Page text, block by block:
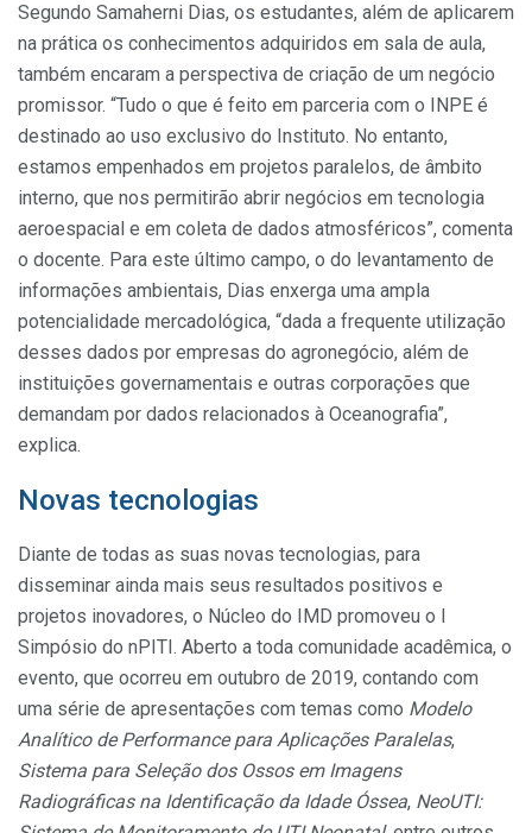
Segundo Samaherni Dias, os estudantes, além de aplicarem
na prática os conhecimentos adquiridos em sala de aula,
também encaram a perspectiva de criação de um negócio
promissor. “Tudo o que é feito em parceria com o INPE é
destinado ao uso exclusivo do Instituto. No entanto,
estamos empenhados em projetos paralelos, de âmbito
interno, que nos permitirão abrir negócios em tecnologia
aeroespacial e em coleta de dados atmosféricos”, comenta
o docente. Para este último campo, o do levantamento de
informações ambientais, Dias enxerga uma ampla
potencialidade mercadológica, “dada a frequente utilização
desses dados por empresas do agronegócio, além de
instituições governamentais e outras corporações que
demandam por dados relacionados à Oceanografia”,
explica.
Novas tecnologias
Diante de todas as suas novas tecnologias, para
disseminar ainda mais seus resultados positivos e
projetos inovadores, o Núcleo do IMD promoveu o I
Simpósio do nPITI. Aberto a toda comunidade acadêmica, o
evento, que ocorreu em outubro de 2019, contando com
uma série de apresentações com temas como Modelo
Analítico de Performance para Aplicações Paralelas,
Sistema para Seleção dos Ossos em Imagens
Radiográficas na Identificação da Idade Óssea, NeoUTI: